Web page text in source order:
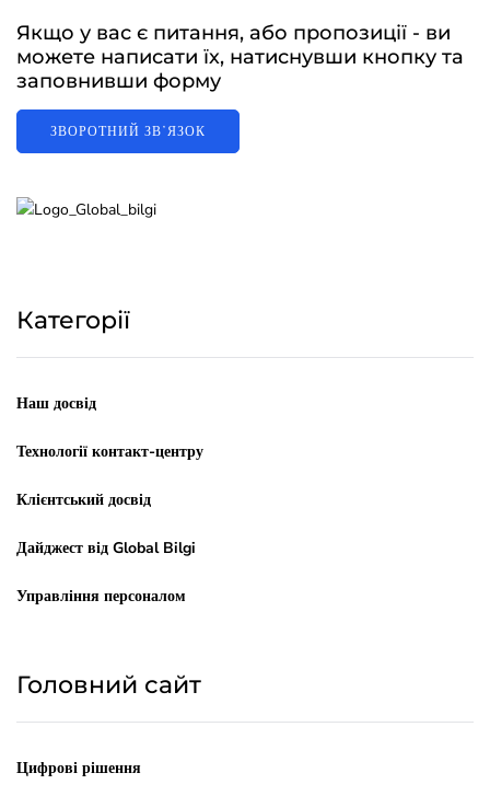
Якщо у вас є питання, або пропозиції - ви
можете написати їх, натиснувши кнопку та
заповнивши форму
ЗВОРОТНИЙ ЗВʼЯЗОК
Категорії
Наш досвід
Технології контакт-центру
Клієнтський досвід
Дайджест від Global Bilgi
Управління персоналом
Головний сайт
Цифрові рішення